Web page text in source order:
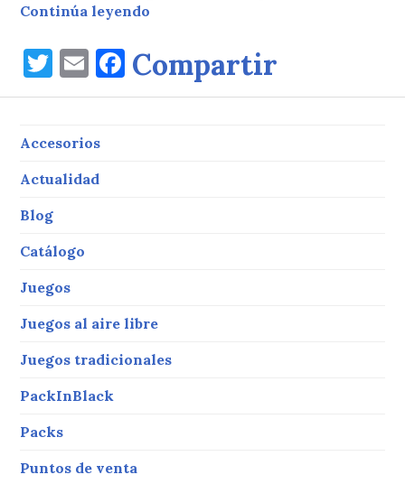
Continúa leyendo
T
w
te
r
E
m
l
F
a
Compartir
Accesorios
Actualidad
Blog
Catálogo
Juegos
Juegos al aire libre
Juegos tradicionales
PackInBlack
Packs
Puntos de venta